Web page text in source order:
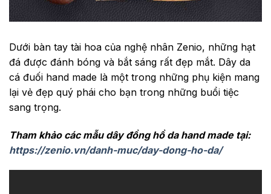
Dưới bàn tay tài hoa của nghệ nhân Zenio, những hạt
đá được đánh bóng và bắt sáng rất đẹp mắt. Dây da
cá đuối hand made là một trong những phụ kiện mang
lại vẻ đẹp quý phái cho bạn trong những buổi tiệc
sang trọng.
Tham khảo các mẫu dây đồng hồ da hand made tại:
https://zenio.vn/danh-muc/day-dong-ho-da/